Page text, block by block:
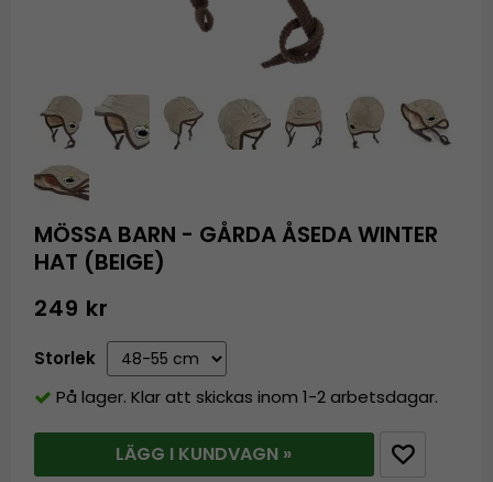
MÖSSA BARN - GÅRDA ÅSEDA WINTER
HAT (BEIGE)
249 kr
Storlek
På lager. Klar att skickas inom 1-2 arbetsdagar.
LÄGG I KUNDVAGN »